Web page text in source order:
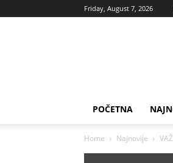
Friday, August 7, 2026
POČETNA
Home Najnovije